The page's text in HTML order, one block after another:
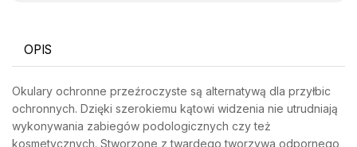
OPIS
Okulary ochronne przeźroczyste są alternatywą dla przyłbic
ochronnych. Dzięki szerokiemu kątowi widzenia nie utrudniają
wykonywania zabiegów podologicznych czy też
kosmetycznych. Stworzone z twardego tworzywa odpornego